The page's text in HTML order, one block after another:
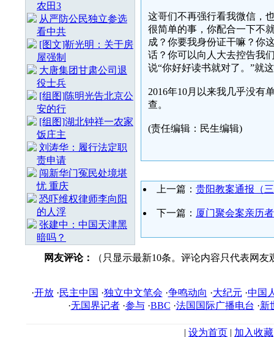
农田3
从严防公民独立参选
看中共
[图文]靳光明：关于房
屋强制
大唐集团甘肃公司退
役士兵
[组图]陈明光告北京公
安的行
[组图]湖北钟祥一农家
饭庄主
刘涛华：履行法定职
责申请
闯新华门冤民处境堪
忧 重庆
恐吓维权律师李向阳
的人浮
张建中：中国天津黑
暗吗？
这哥们不再强行看我微信，
很简单的事，你配合一下不
成？你要我身份证干嘛？你
话？你可以向人大去控告我
说“你好好读书就对了。”就
2016年10月以来我几乎没有
查。
(责任编辑：民生编辑)
上一篇： 贵阳教案通报（
下一篇： 厦门聚会案亲历
网友评论： （只显示最新10条。评论内容只代表网
·开放·民主中国 ·独立中文笔会 ·争鸣动向 ·大纪元 ·中国
·无国界记者·参与·BBC ·法国国际广播电台 ·新
| 设为首页 | 加入收藏